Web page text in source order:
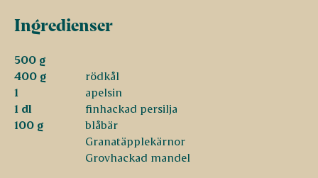
Ingredienser
500 g
400 g
rödkål
1
apelsin
1 dl
finhackad persilja
100 g
blåbär
Granatäpplekärnor
Grovhackad mandel